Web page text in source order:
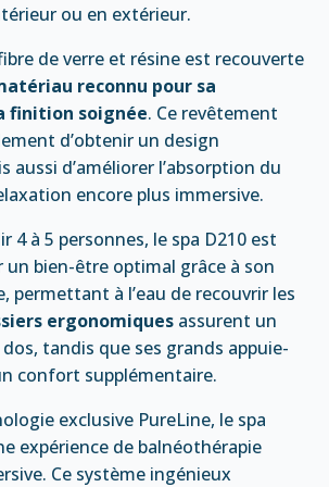
ou en extérieur.
de verre et résine est recouverte
reconnu pour sa
finition soignée. Ce revêtement
d’obtenir un design
aussi d’améliorer l’absorption du
encore plus immersive.
4 à 5 personnes, le spa D210 est
bien-être optimal grâce à son
permettant à l’eau de recouvrir les
ergonomiques assurent un
tandis que ses grands appuie-
confort supplémentaire.
exclusive PureLine, le spa
expérience de balnéothérapie
Ce système ingénieux